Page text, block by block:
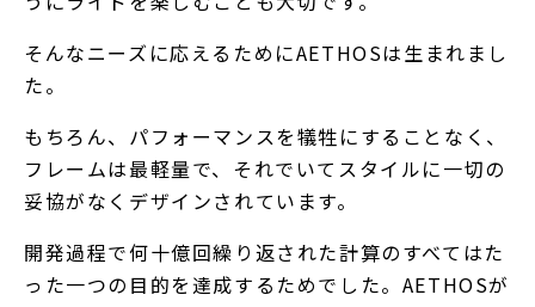
そんなニーズに応えるためにAETHOSは生まれまし
た。
もちろん、パフォーマンスを犠牲にすることなく、
フレームは最軽量で、それでいてスタイルに一切の
妥協がなくデザインされています。
開発過程で何十億回繰り返された計算のすべてはた
った一つの目的を達成するためでした。AETHOSが